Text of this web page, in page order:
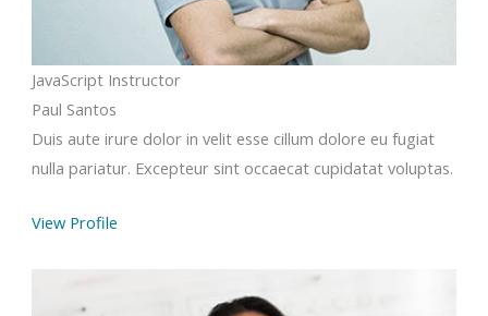
JavaScript Instructor
Paul Santos
Duis aute irure dolor in velit esse cillum dolore eu fugiat
nulla pariatur. Excepteur sint occaecat cupidatat voluptas.
View Profile